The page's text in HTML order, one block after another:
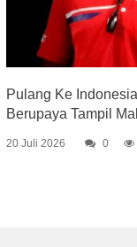
Pulang Ke
Berupaya Tampil
20 Juli 2026 0